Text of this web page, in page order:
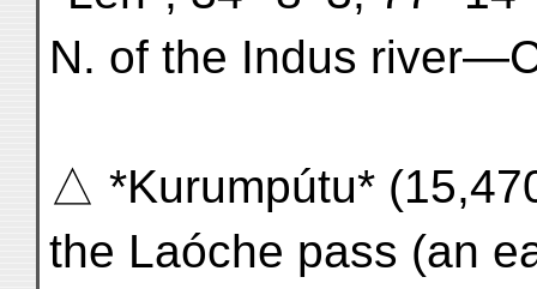
N. of the Indus
△ *Kurumpútu*
the Laóche pass (an